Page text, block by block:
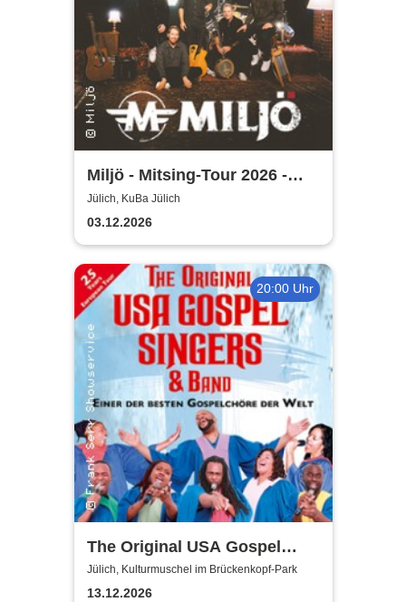
Miljö - Mitsing-Tour 2026 -
Unplugged
Jülich, KuBa Jülich
03.12.2026
20:00 Uhr
The Original USA Gospel
Singers & Band
Jülich, Kulturmuschel im Brückenkopf-Park
13.12.2026